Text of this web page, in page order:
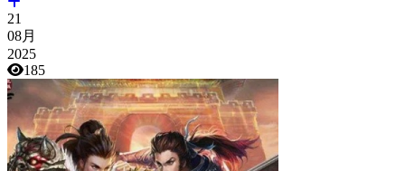
21
08月
2025
185